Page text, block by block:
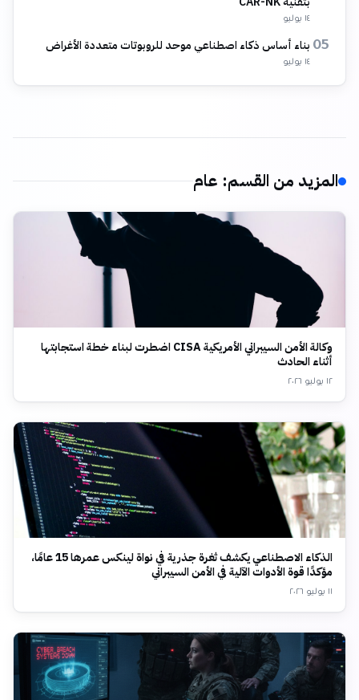
١٤ يوليو
05 بناء أساس ذكاء اصطناعي موحد للروبوتات متعددة الأغراض
١٤ يوليو
المزيد من القسم: عام
وكالة الأمن السيبراني الأمريكية CISA اضطرت لبناء خطة استجابتها
أثناء الحادث
١٢ يوليو ٢٠٢٦
الذكاء الاصطناعي يكشف ثغرة جذرية في نواة لينكس عمرها 15 عامًا،
مؤكدًا قوة الأدوات الآلية في الأمن السيبراني
١١ يوليو ٢٠٢٦